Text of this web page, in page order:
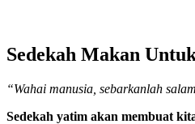
Sedekah Makan
“Wahai manusia, sebarkanlah
Sedekah yatim akan membuat